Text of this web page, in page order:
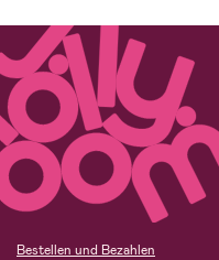
Bestellen und Bezahlen